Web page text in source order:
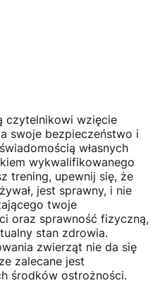
czytelnikowi wzięcie
swoje bezpieczeństwo i
własnych
wykwalifikowanego
trening, upewnij się, że
jest sprawny, i nie
twoje
oraz sprawność fizyczną,
stan zdrowia.
zwierząt nie da się
zalecane jest
środków ostrożności.